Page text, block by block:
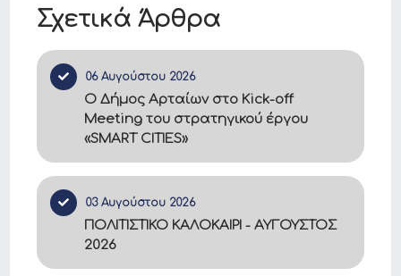
Σχετικά Άρθρα
06 Αυγούστου 2026
Ο Δήμος Αρταίων στο Kick-off
Meeting του στρατηγικού έργου
«SMART CITIES»
03 Αυγούστου 2026
ΠΟΛΙΤΙΣΤΙΚΟ ΚΑΛΟΚΑΙΡΙ - ΑΥΓΟΥΣΤΟΣ
2026